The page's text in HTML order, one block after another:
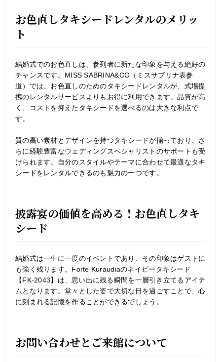
お色直しタキシードレンタルのメリッ
ト
結婚式でのお色直しは、参列者に新たな印象を与える絶好の
チャンスです。MISS SABRINA&CO（ミスサブリナ表参
道）では、お色直しのためのタキシードレンタルが、式場提
携のレンタルサービスよりもお得に利用できます。品質が高
く、コストを抑えたタキシードを選べるのは大きな利点で
す。
質の高い素材とデザインを持つタキシードが揃っており、さ
らに経験豊富なウェディングスペシャリストのサポートも受
けられます。自分のスタイルやテーマに合わせて最適なタキ
シードをレンタルできるのも魅力の一つです。
披露宴の価値を高める！お色直しタキ
シード
結婚式は一生に一度のイベントであり、その印象はゲストに
も強く残ります。Forte Kuraudiaのネイビータキシード
【FK-2043】は、思い出に残る瞬間を一層引き立てるアイテ
ムとなります。堂々とした姿で大切な日を過ごすことで、心
に刻まれる記憶を作ることができるでしょう。
お問い合わせとご来館について